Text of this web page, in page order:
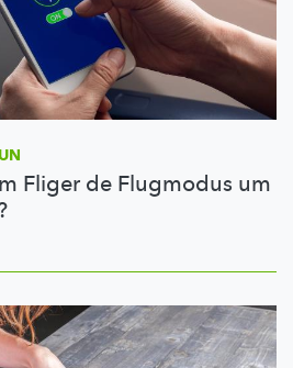
Fliger de Flugmodus um